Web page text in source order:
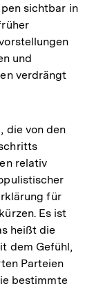
sichtbar in
und
verdrängt
die von den
relativ
für
Es ist
heißt die
dem Gefühl,
Parteien
bestimmte